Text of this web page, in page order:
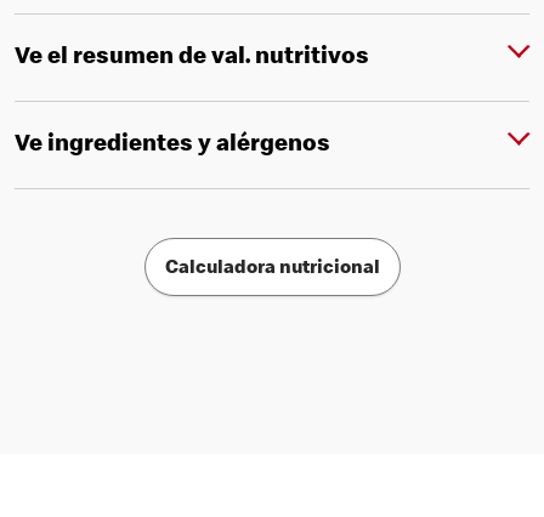
Ve el resumen de val. nutritivos
Ve ingredientes y alérgenos
Calculadora nutricional